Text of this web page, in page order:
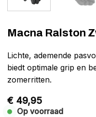
Macna Ralston
Lichte, ademende
biedt optimale grip en
zomerritten.
€ 49,95
Op voorraad